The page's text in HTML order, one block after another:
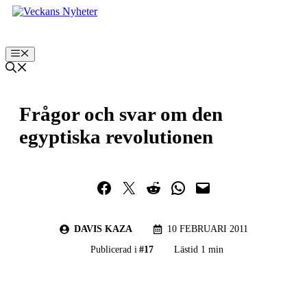
Hoppa
Meny
Frågor och svar om den
egyptiska revolutionen
Dela på Facebook
Dela på TwitterDela på RedditDela i WhatsApp
Maila en länk
DAVIS KAZA
10 FEBRUARI 2011
Publicerad i #17 Lästid 1 min